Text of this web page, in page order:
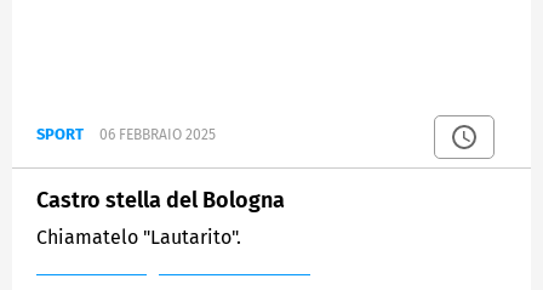
SPORT 06 FEBBRAIO 2025
Castro stella del Bologna
Chiamatelo "Lautarito".